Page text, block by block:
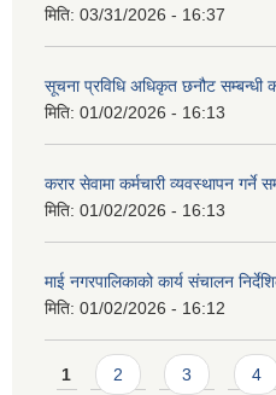
मिति: 03/31/2026 - 16:37
सूचना प्रविधि अधिकृत छनौट सम्बन्धी
मिति: 01/02/2026 - 16:13
करार सेवामा कर्मचारी व्यवस्थापन गर्ने
मिति: 01/02/2026 - 16:13
माई नगरपालिकाको कार्य संचालन
मिति: 01/02/2026 - 16:12
Pages
1 2 3 4